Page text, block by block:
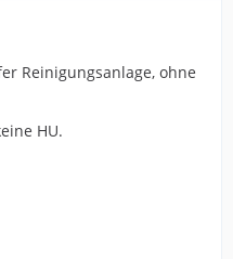
Reinigungsanlage, ohne
HU.